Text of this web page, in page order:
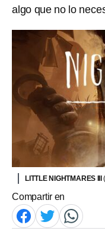
algo que no lo
LITTLE NIGHTMARES III
Compartir en